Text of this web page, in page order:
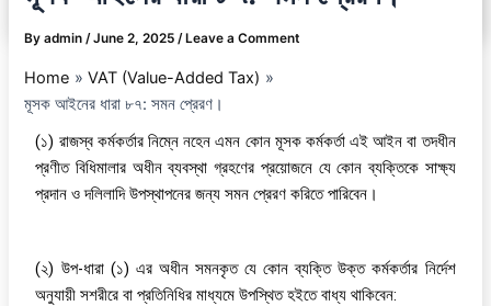
Byadmin/June 2, 2025/ Leave a Comment
Home
VAT (Value-Added Tax)
মূসক আইনের ধারা ৮৭: সমন প্রেরণ।
(১) রাজস্ব কর্মকর্তার নিম্নে নহেন এমন কোন মূসক কর্মকর্তা এই আইন বা তদধীন
প্রণীত বিধিমালার অধীন ব্যবস্থা গ্রহণের প্রয়োজনে যে কোন ব্যক্তিকে সাক্ষ্য
প্রদান ও দলিলাদি উপস্থাপনের জন্য সমন প্রেরণ করিতে পারিবেন।
(২) উপ-ধারা (১) এর অধীন সমনকৃত যে কোন ব্যক্তি উক্ত কর্মকর্তার নির্দেশ
অনুযায়ী সশরীরে বা প্রতিনিধির মাধ্যমে উপস্থিত হইতে বাধ্য থাকিবেন: